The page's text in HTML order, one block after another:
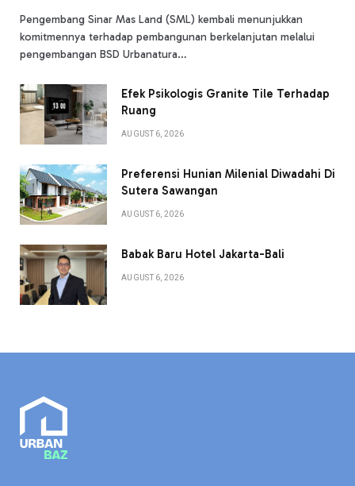
Pengembang Sinar Mas Land (SML) kembali menunjukkan
komitmennya terhadap pembangunan berkelanjutan melalui
pengembangan BSD Urbanatura…
Efek Psikologis Granite Tile Terhadap
Ruang
AUGUST 6, 2026
Preferensi Hunian Milenial Diwadahi Di
Sutera Sawangan
AUGUST 6, 2026
Babak Baru Hotel Jakarta-Bali
AUGUST 6, 2026